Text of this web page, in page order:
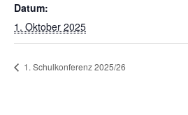
Datum:
1. Oktober 2025
1. Schulkonferenz 2025/26